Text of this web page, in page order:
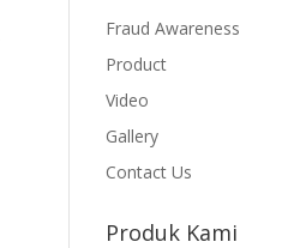
Fraud Awareness
Product
Video
Gallery
Contact Us
Produk Kami